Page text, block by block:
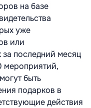
на базе
уже
или
за последний месяц
мероприятий,
быть
подарков в
действия